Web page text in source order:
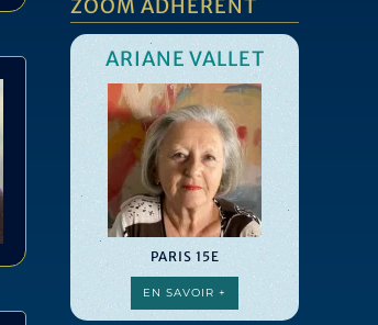
ZOOM ADHÉRENT
ARIANE VALLET
PARIS 15E
EN SAVOIR +